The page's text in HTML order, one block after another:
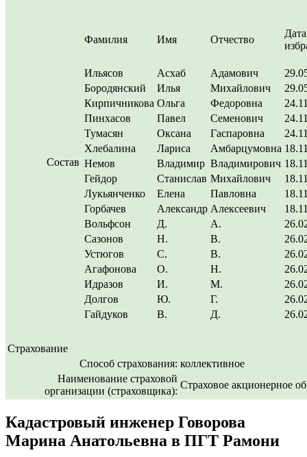
Состав
Фамилия Имя Отчество
Дата
Ильясов Асхаб Адамович
Бородянский
Илья Михайлович
Кирпичникова Ольга Федоровна
Пинхасов
Павел Семенович
Тумасян
Оксана Гаспаровна
Хлебалина
Лариса Амбарцумовна
Немов
Владимир Владимирович
Гейдор
Станислав Михайлович
Лукьянченко
Елена Павловна
Горбачев
Александр Алексеевич
Вольфсон
Д. А.
Сазонов
Н. В.
Устюгов
С. В.
Агафонова
О. Н.
Идразов
И. М.
Долгов
Ю. Г.
Гайдуков
В. Д.
Страхование
Способ страхования: коллективное
Наименование страховой
организации (страховщика):
Страховое акционерное
Кадастровый инженер Говорова
Марина Анатольевна в ПГТ Рамони